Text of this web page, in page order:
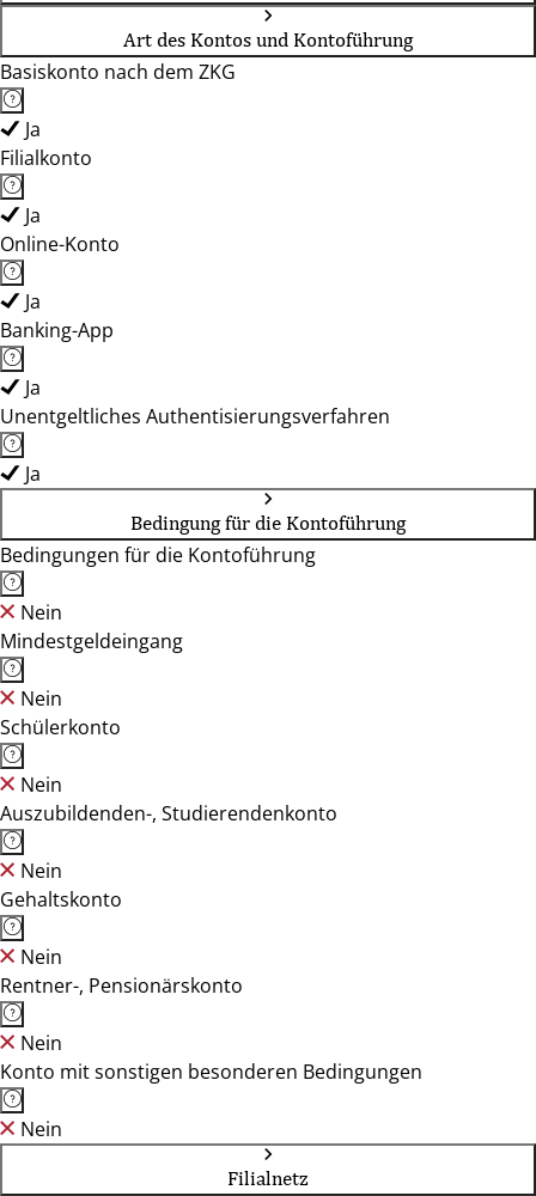
Art des Kontos und Kontoführung
Basiskonto nach dem ZKG
Ja
Filialkonto
Ja
Online-Konto
Ja
Banking-App
Ja
Unentgeltliches Authentisierungsverfahren
Ja
Bedingung für die Kontoführung
Bedingungen für die Kontoführung
Nein
Mindestgeldeingang
Nein
Schülerkonto
Nein
Auszubildenden-, Studierendenkonto
Nein
Gehaltskonto
Nein
Rentner-, Pensionärskonto
Nein
Konto mit sonstigen besonderen Bedingungen
Nein
Filialnetz